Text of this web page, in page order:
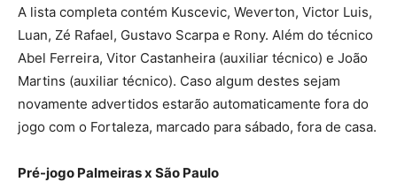
A lista completa contém Kuscevic, Weverton, Victor Luis,
Luan, Zé Rafael, Gustavo Scarpa e Rony. Além do técnico
Abel Ferreira, Vitor Castanheira (auxiliar técnico) e João
Martins (auxiliar técnico). Caso algum destes sejam
novamente advertidos estarão automaticamente fora do
jogo com o Fortaleza, marcado para sábado, fora de casa.
Pré-jogo Palmeiras x São Paulo